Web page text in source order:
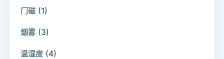
门磁 (1)
烟雾 (3)
温湿度 (4)